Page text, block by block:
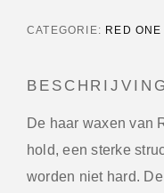
CATEGORIE: RED ONE
BESCHRIJVING
De haar waxen van
hold, een sterke
worden niet hard.